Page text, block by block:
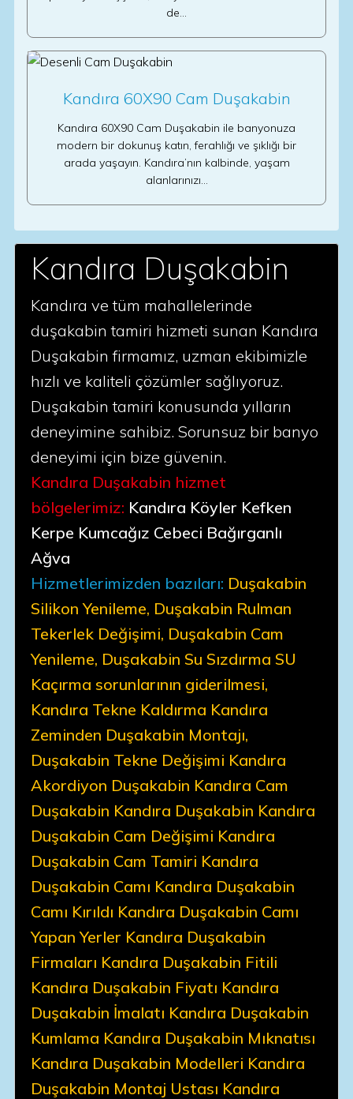
de…
Kandıra 60X90 Cam Duşakabin
Kandıra 60X90 Cam Duşakabin ile banyonuza
modern bir dokunuş katın, ferahlığı ve şıklığı bir
arada yaşayın. Kandıra’nın kalbinde, yaşam
alanlarınızı…
Kandıra Duşakabin
Kandıra ve tüm mahallelerinde
duşakabin tamiri hizmeti sunan Kandıra
Duşakabin firmamız, uzman ekibimizle
hızlı ve kaliteli çözümler sağlıyoruz.
Duşakabin tamiri konusunda yılların
deneyimine sahibiz. Sorunsuz bir banyo
deneyimi için bize güvenin.
Kandıra Duşakabin hizmet
bölgelerimiz: Kandıra Köyler Kefken
Kerpe Kumcağız Cebeci Bağırganlı
Ağva
Hizmetlerimizden bazıları: Duşakabin
Silikon Yenileme, Duşakabin Rulman
Tekerlek Değişimi, Duşakabin Cam
Yenileme, Duşakabin Su Sızdırma SU
Kaçırma sorunlarının giderilmesi,
Kandıra Tekne Kaldırma Kandıra
Zeminden Duşakabin Montajı,
Duşakabin Tekne Değişimi Kandıra
Akordiyon Duşakabin Kandıra Cam
Duşakabin Kandıra Duşakabin Kandıra
Duşakabin Cam Değişimi Kandıra
Duşakabin Cam Tamiri Kandıra
Duşakabin Camı Kandıra Duşakabin
Camı Kırıldı Kandıra Duşakabin Camı
Yapan Yerler Kandıra Duşakabin
Firmaları Kandıra Duşakabin Fitili
Kandıra Duşakabin Fiyatı Kandıra
Duşakabin İmalatı Kandıra Duşakabin
Kumlama Kandıra Duşakabin Mıknatısı
Kandıra Duşakabin Modelleri Kandıra
Duşakabin Montaj Ustası Kandıra